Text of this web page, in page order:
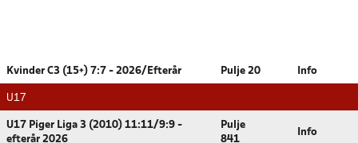
Kvinder C3 (15+) 7:7 - 2026/Efterår Pulje 20 Info
U17
U17 Piger Liga 3 (2010) 11:11/9:9 -
efterår 2026
Pulje
841
Info